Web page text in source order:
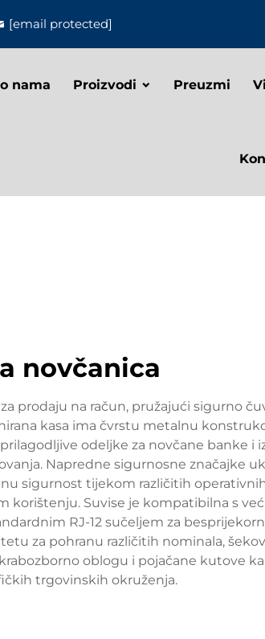
[email protected]
nama Proizvodi Preuzmi
novčanica
prodaju na račun, pružajući sigurno
kasa ima čvrstu metalnu
odeljke za novčane banke i
Napredne sigurnosne značajke
sigurnost tijekom različitih
Suvise je kompatibilna s
RJ-12 sučeljem za
za pohranu različitih nominala,
oblogu i pojačane kutove
trgovinskih okruženja.